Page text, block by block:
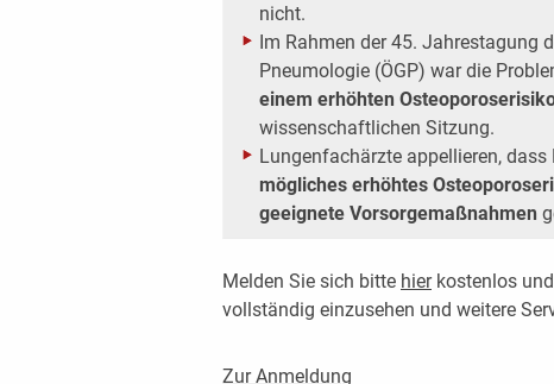
nicht.
Im Rahmen der 45. Jahrestagung
Pneumologie (ÖGP) war die
einem erhöhten
wissenschaftlichen Sitzung.
Lungenfachärzte appellieren, dass
mögliches erhöhtes
geeignete Vorsorgemaßnahmen
Melden Sie sich bitte hierkostenlos
vollständig einzusehen und weitere
Zur Anmeldung